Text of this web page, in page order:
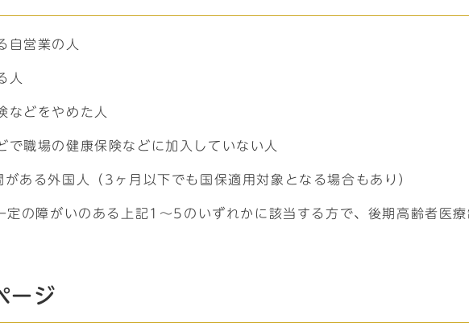
自営業の人
人
などをやめた人
で職場の健康保険などに加入していない人
ある外国人（3ヶ月以下でも国保適用対象となる場合もあり）
の障がいのある上記1〜5のいずれかに該当する方で、後期高齢者医療
ージ